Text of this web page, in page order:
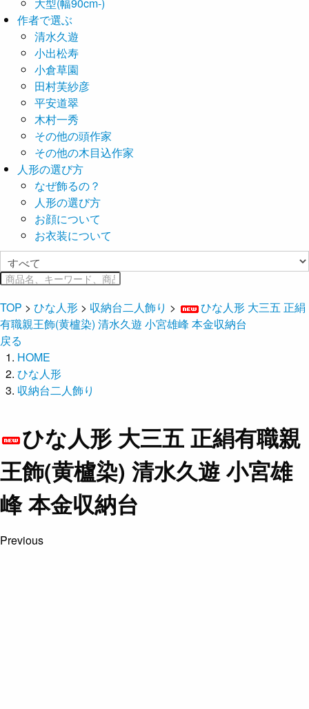
大型(幅90cm-)
作者で選ぶ
清水久遊
小出松寿
小倉草園
田村芙紗彦
平安道翠
木村一秀
その他の頭作家
その他の木目込作家
人形の選び方
なぜ飾るの？
人形の選び方
お顔について
お衣装について
TOP > ひな人形 > 収納台二人飾り >
ひな人形 大三五 正絹
有職親王飾(黄櫨染) 清水久遊 小宮雄峰 本金収納台
戻る
HOME
ひな人形
収納台二人飾り
ひな人形 大三五 正絹有職親
王飾(黄櫨染) 清水久遊 小宮雄
峰 本金収納台
Previous